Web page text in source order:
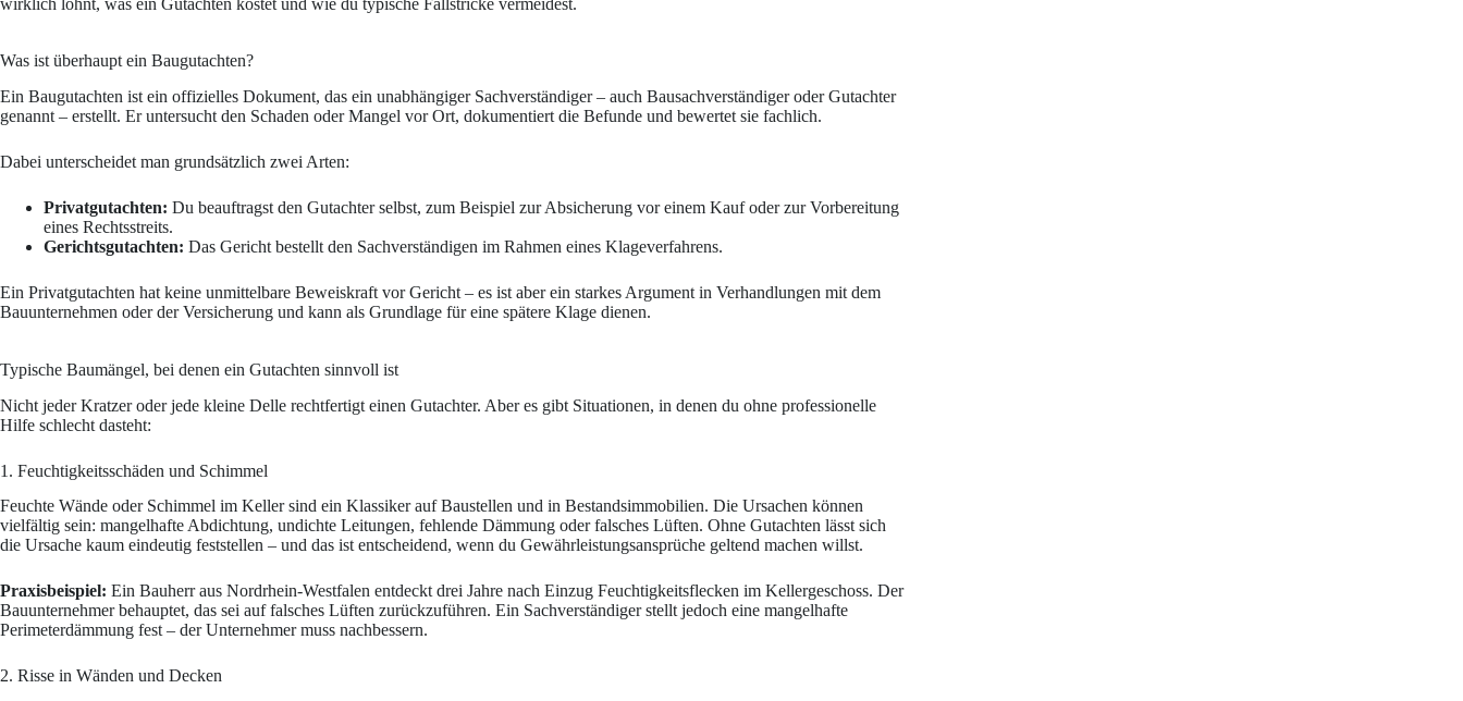
Was ist überhaupt ein Baugutachten?
Ein Baugutachten ist ein offizielles Dokument, das ein unabhängiger Sachverständiger – auch Bausachverständiger oder Gutachter
genannt – erstellt. Er untersucht den Schaden oder Mangel vor Ort, dokumentiert die Befunde und bewertet sie fachlich.
Dabei unterscheidet man grundsätzlich zwei Arten:
Privatgutachten: Du beauftragst den Gutachter selbst, zum Beispiel zur Absicherung vor einem Kauf oder zur Vorbereitung
eines Rechtsstreits.
Gerichtsgutachten: Das Gericht bestellt den Sachverständigen im Rahmen eines Klageverfahrens.
Ein Privatgutachten hat keine unmittelbare Beweiskraft vor Gericht – es ist aber ein starkes Argument in Verhandlungen mit dem
Bauunternehmen oder der Versicherung und kann als Grundlage für eine spätere Klage dienen.
Typische Baumängel, bei denen ein Gutachten sinnvoll ist
Nicht jeder Kratzer oder jede kleine Delle rechtfertigt einen Gutachter. Aber es gibt Situationen, in denen du ohne professionelle
Hilfe schlecht dasteht:
1. Feuchtigkeitsschäden und Schimmel
Feuchte Wände oder Schimmel im Keller sind ein Klassiker auf Baustellen und in Bestandsimmobilien. Die Ursachen können
vielfältig sein: mangelhafte Abdichtung, undichte Leitungen, fehlende Dämmung oder falsches Lüften. Ohne Gutachten lässt sich
die Ursache kaum eindeutig feststellen – und das ist entscheidend, wenn du Gewährleistungsansprüche geltend machen willst.
Praxisbeispiel: Ein Bauherr aus Nordrhein-Westfalen entdeckt drei Jahre nach Einzug Feuchtigkeitsflecken im Kellergeschoss. Der
Bauunternehmer behauptet, das sei auf falsches Lüften zurückzuführen. Ein Sachverständiger stellt jedoch eine mangelhafte
Perimeterdämmung fest – der Unternehmer muss nachbessern.
2. Risse in Wänden und Decken